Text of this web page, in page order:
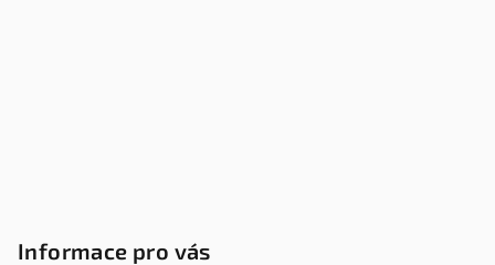
Informace pro vás